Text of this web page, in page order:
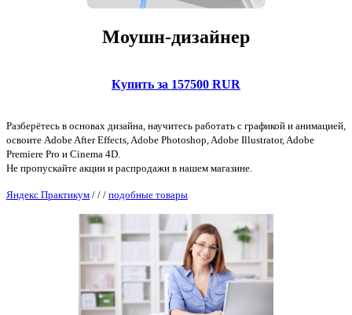
Моушн-дизайнер
Купить за 157500 RUR
Разберётесь в основах дизайна, научитесь работать с графикой и анимацией,
освоите Adobe After Effects, Adobe Photoshop, Adobe Illustrator, Adobe
Premiere Pro и Cinema 4D.
Не пропускайте акции и распродажи в нашем магазине.
Яндекс Практикум / / / подобные товары